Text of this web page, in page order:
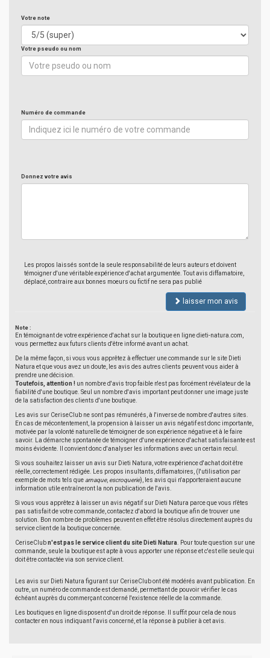
Votre note
Votre pseudo ou nom
Numéro de commande
Donnez votre avis
Les propos laissés sont de la seule responsabilité de leurs auteurs et doivent
témoigner d'une véritable expérience d'achat argumentée. Tout avis diffamatoire,
déplacé, contraire aux bonnes moeurs ou fictif ne sera pas publié
laisser mon avis
Note :
En témoignant de votre expérience d'achat sur la boutique en ligne dieti-natura.com,
vous permettez aux futurs clients d'être informé avant un achat.
De la même façon, si vous vous apprêtez à effectuer une commande sur le site Dieti
Natura et que vous avez un doute, les avis des autres clients peuvent vous aider à
prendre une décision.
Toutefois, attention ! un nombre d'avis trop faible n'est pas forcément révélateur de la
fiabilité d'une boutique. Seul un nombre d'avis important peut donner une image juste
de la satisfaction des clients d'une boutique.
Les avis sur CeriseClub ne sont pas rémunérés, à l'inverse de nombre d'autres sites.
En cas de mécontentement, la propension à laisser un avis négatif est donc importante,
motivée par la volonté naturelle de témoigner de son expérience négative et à le faire
savoir. La démarche spontanée de témoigner d'une expérience d'achat satisfaisante est
moins évidente. Il convient donc d'analyser les informations avec un certain recul.
Si vous souhaitez laisser un avis sur Dieti Natura, votre expérience d'achat doit être
réelle, correctement rédigée. Les propos insultants, diffamatoires, (l'utilisation par
exemple de mots tels que arnaque, escroquerie), les avis qui n'apporteraient aucune
information utile entraîneront la non publication de l'avis.
Si vous vous apprêtez à laisser un avis négatif sur Dieti Natura parce que vous n'êtes
pas satisfait de votre commande, contactez d'abord la boutique afin de trouver une
solution. Bon nombre de problèmes peuvent en effet être résolus directement auprès du
service client de la boutique concernée.
CeriseClubn'est pas le service client du site Dieti Natura . Pour toute question sur une
commande, seule la boutique est apte à vous apporter une réponse et c'est elle seule qui
doit être contactée via son service client.
Les avis sur Dieti Natura figurant sur CeriseClub ont été modérés avant publication. En
outre, un numéro de commande est demandé, permettant de pouvoir vérifier le cas
échéant auprès du commerçant concerné l'existence réelle de la commande.
Les boutiques en ligne disposent d'un droit de réponse. Il suffit pour cela de nous
contacter en nous indiquant l'avis concerné, et la réponse à publier à cet avis.